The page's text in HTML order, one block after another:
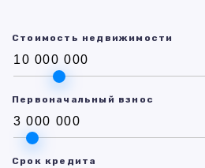
Стоимость недвижимости
Первоначальный взнос
Срок кредита